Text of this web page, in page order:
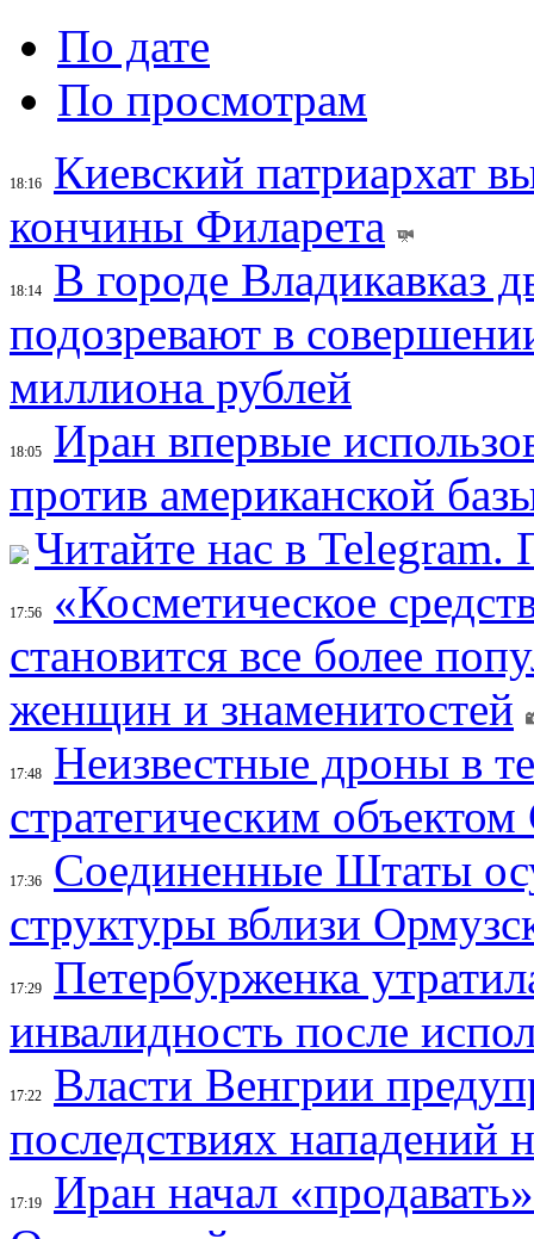
По дате
По просмотрам
18:16
Киевский патриархат
кончины Филарета
18:14
В городе Владикавказ
подозревают в
миллиона рублей
18:05
Иран впервые
против американской
Читайте нас в
17:56
«Косметическое
становится все более
женщин и знаменитостей
17:48
Неизвестные дроны в
стратегическим
17:36
Соединенные Штаты
структуры вблизи
17:29
Петербурженка
инвалидность после
17:22
Власти Венгрии
последствиях нападений
17:19
Иран начал